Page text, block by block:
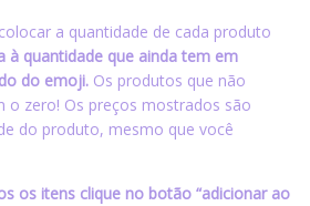
a quantidade de cada produto
à quantidade que ainda tem em
do emoji. Os produtos que não
o zero! Os preços mostrados são
do produto, mesmo que você
os itens clique no botão “adicionar ao